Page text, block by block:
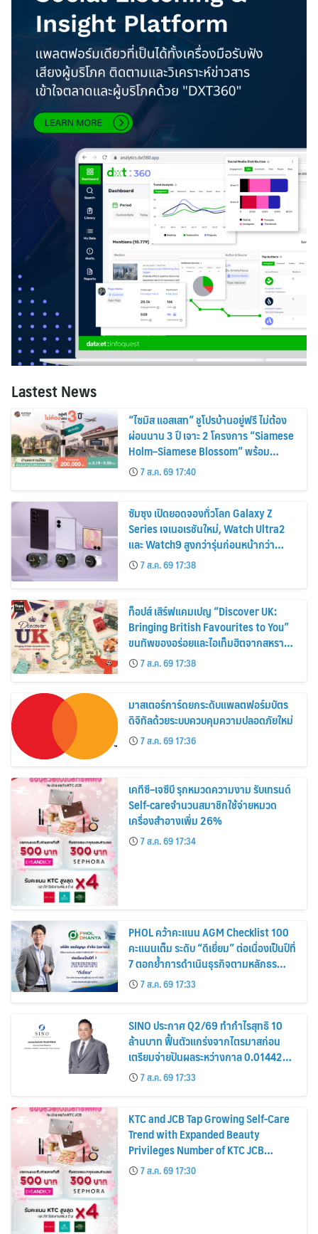
Lastest News
“ไซมิส แอสเสท” ชูโปรบ้านอยู่ฟรี ไม่ต้อง
ผ่อนนาน 3 ปี เจาะ 2 โครงการ “Siamese
Holm–Siamese Blossom” พร้อม
ส่วนลดและสิทธิพิเศษถึง 31 สิงหาคม
2569
7 ส.ค. 69 17:40
ซัมซุง เปิดยอดจองทั่วโลก Galaxy Z
Series เจเนอเรชันใหม่, Watch Ultra2
และ Watch9 สูงกว่ารุ่นก่อนหน้ากว่า
30%7 ส.ค. 69 17:38
ท็อปส์ เสิร์ฟแคมเปญ “Discover UK:
Bringing British Favourites to You”
ขนทัพของอร่อยและไอเท็มฮิตจากสหราช
อาณาจักร ส่งตรงถึงมือตั้งแต่วันนี้ – 18
สิงหาคมนี้
7 ส.ค. 69 17:38
มาสเตอร์การ์ดยกระดับแพลตฟอร์มบัตร
ดิจิทัลด้วยระบบควบคุมความปลอดภัยใหม่
7 ส.ค. 69 17:36
เคทีซี–เจซีบี รุกหมวดความงาม รับเทรนด์
Self-careจำนวนสมาชิกใช้จ่ายหมวด
เครื่องสำอางเพิ่ม 26%
7 ส.ค. 69 17:34
PHOL คว้าคะแนน AGM Checklist 100
คะแนนเต็ม ระดับ “ดีเยี่ยม” ต่อเนื่องเป็นปีที่
7 ตอกย้ำการดำเนินธุรกิจตามหลักธร
รมาภิบาล โปร่งใส สร้างความเชื่อมั่นผู้ถือ
หุ้น
7 ส.ค. 69 17:33
SINO ประกาศ Q2/69 ทำกำไรสุทธิ 10
ล้านบาท ฟื้นตัวแกร่งจากไตรมาสก่อน
เตรียมจ่ายปันผลระหว่างกาล 0.014423
บาทต่อหุ้น ครึ่งปีหลังมุ่งเติบโตต่อเนื่อง
7 ส.ค. 69 17:33
KTC and JCB Tap Growing Self-Care
Trend with Expanded Beauty
Privileges Number of KTC JCB
Cardmembers Spending on
Cosmetics Rises 26%
7 ส.ค. 69 17:30